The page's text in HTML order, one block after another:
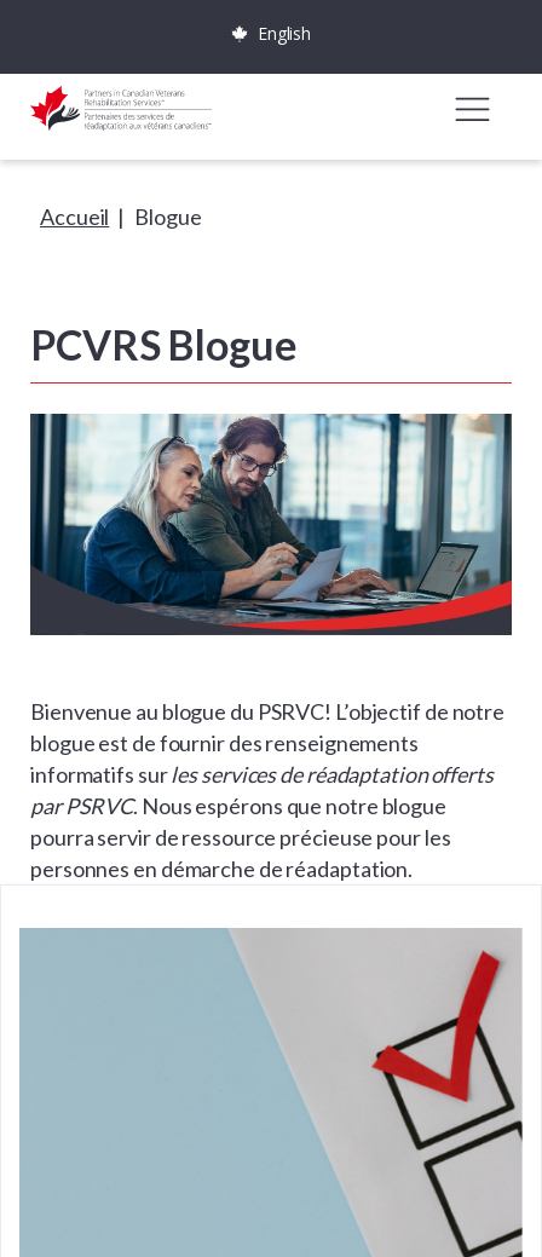
English
Accueil | Blogue
PCVRS Blogue
Bienvenue au blogue du PSRVC! L’objectif de notre
blogue est de fournir des renseignements
informatifs surles services de réadaptation offerts
par PSRVC. Nous espérons que notre blogue
pourra servir de ressource précieuse pour les
personnes en démarche de réadaptation.